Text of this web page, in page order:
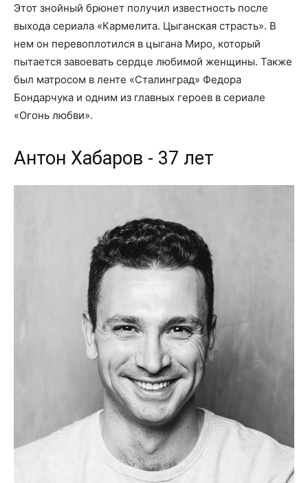
Этот знойный брюнет получил известность после
выхода сериала «Кармелита. Цыганская страсть». В
нем он перевоплотился в цыгана Миро, который
пытается завоевать сердце любимой женщины. Также
был матросом в ленте «Сталинград» Федора
Бондарчука и одним из главных героев в сериале
«Огонь любви».
Антон Хабаров - 37 лет